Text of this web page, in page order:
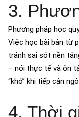
3.
Phương pháp học
Việc học bài bản từ
tránh sai sót nền
– nói thực tế và ôn
“khó” khi tiếp cận
4. Thời